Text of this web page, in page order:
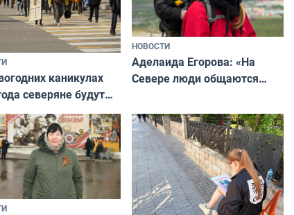
каникулах
северяне будут
11 дней
НОВОСТИ
Аделаида Егорова: «На
Севере люди общаются
а потому что
ты им интересен»